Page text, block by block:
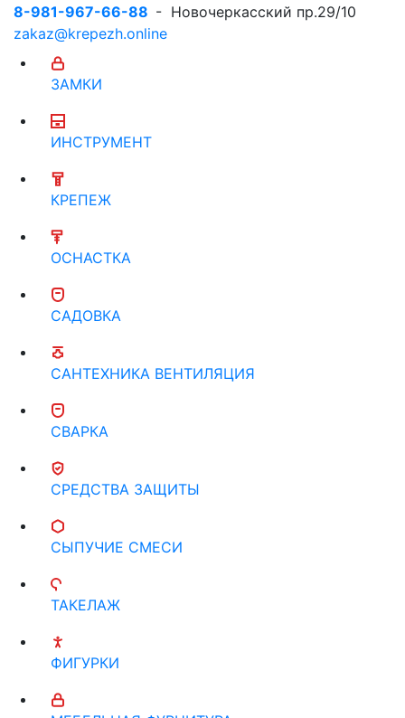
8-981-967-66-88 - Новочеркасский пр.29/10
zakaz@krepezh.online
ЗАМКИ
ИНСТРУМЕНТ
КРЕПЕЖ
ОСНАСТКА
САДОВКА
САНТЕХНИКА ВЕНТИЛЯЦИЯ
СВАРКА
СРЕДСТВА ЗАЩИТЫ
СЫПУЧИЕ СМЕСИ
ТАКЕЛАЖ
ФИГУРКИ